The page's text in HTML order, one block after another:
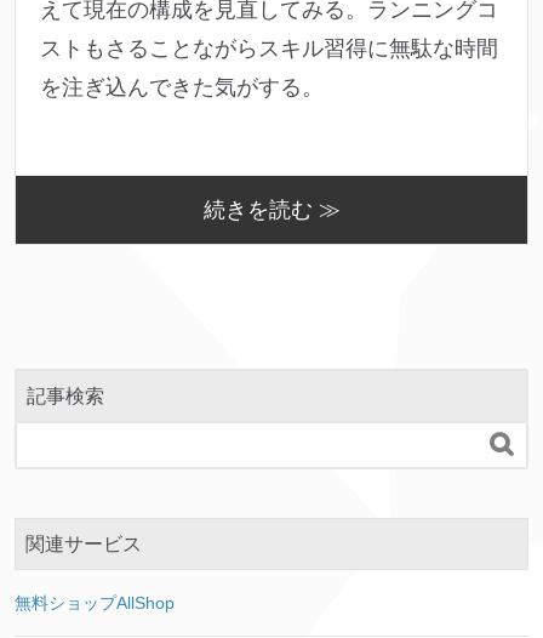
えて現在の構成を見直してみる。ランニングコ
ストもさることながらスキル習得に無駄な時間
を注ぎ込んできた気がする。
続きを読む ≫
記事検索

関連サービス
無料ショップAllShop